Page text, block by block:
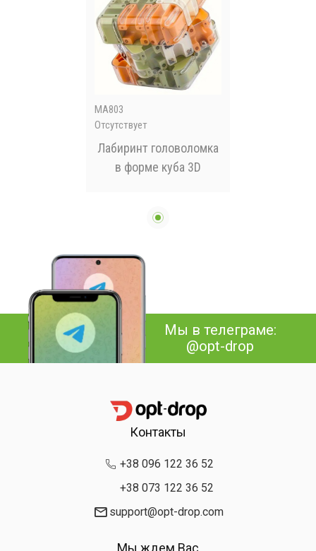
MA803
Отсутствует
Лабиринт головоломка
в форме куба 3D
Мы в телеграме:
@opt-drop
Контакты
+38 096 122 36 52
+38 073 122 36 52
support@opt-drop.com
Мы ждем Вас